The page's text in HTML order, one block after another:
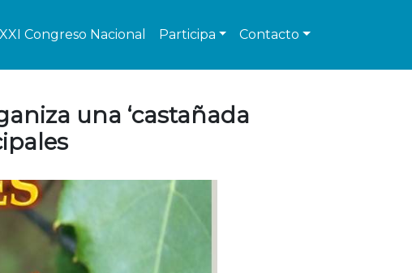
XXI Congreso Nacional Participa Contacto
una ‘castañada